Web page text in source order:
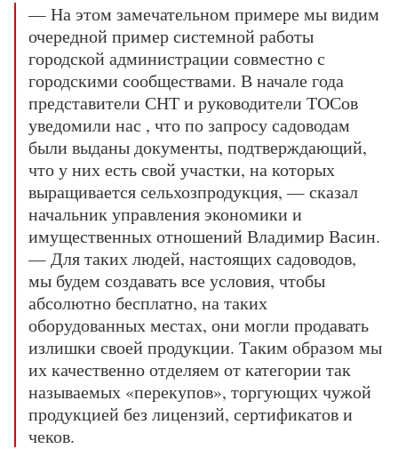
— На этом замечательном примере мы видим
очередной пример системной работы
городской администрации совместно с
городскими сообществами. В начале года
представители СНТ и руководители ТОСов
уведомили нас , что по запросу садоводам
были выданы документы, подтверждающий,
что у них есть свой участки, на которых
выращивается сельхозпродукция, — сказал
начальник управления экономики и
имущественных отношений Владимир Васин.
— Для таких людей, настоящих садоводов,
мы будем создавать все условия, чтобы
абсолютно бесплатно, на таких
оборудованных местах, они могли продавать
излишки своей продукции. Таким образом мы
их качественно отделяем от категории так
называемых «перекупов», торгующих чужой
продукцией без лицензий, сертификатов и
чеков.